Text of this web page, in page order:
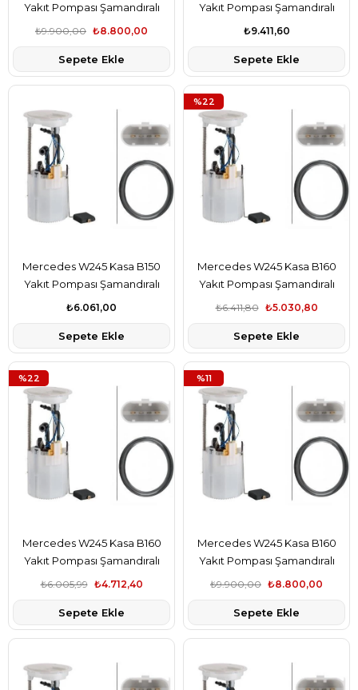
Yakıt Pompası Şamandıralı
Pierburg Marka A1694700494
₺8.800,00
₺9.900,00
Sepete Ekle
Yakıt Pompası Şamandıralı
Bosch Marka A1694700494
₺9.411,60
Sepete Ekle
Mercedes W245 Kasa B150
Yakıt Pompası Şamandıralı
Delphi Marka A1694700494
₺6.061,00
Sepete Ekle
Mercedes W245 Kasa B160
Yakıt Pompası Şamandıralı
Valeo Marka A1694700494
₺5.030,80
₺6.411,80
Sepete Ekle
%22
Mercedes W245 Kasa B160
Yakıt Pompası Şamandıralı
Hella Marka A1694700494
₺4.712,40
₺6.005,99
Sepete Ekle
%22
Mercedes W245 Kasa B160
Yakıt Pompası Şamandıralı
Pierburg Marka A1694700494
₺8.800,00
₺9.900,00
Sepete Ekle
%11